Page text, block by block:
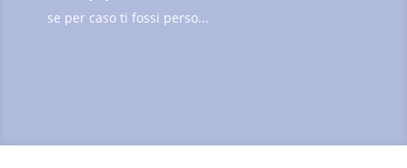
se per caso ti fossi perso...